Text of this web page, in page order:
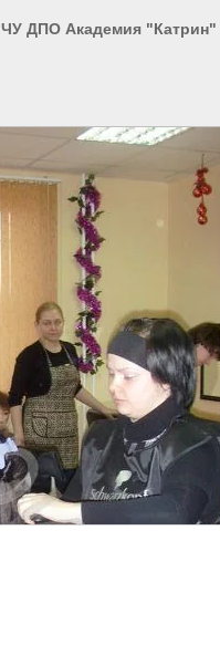
ЧУ ДПО Академия "Катрин"